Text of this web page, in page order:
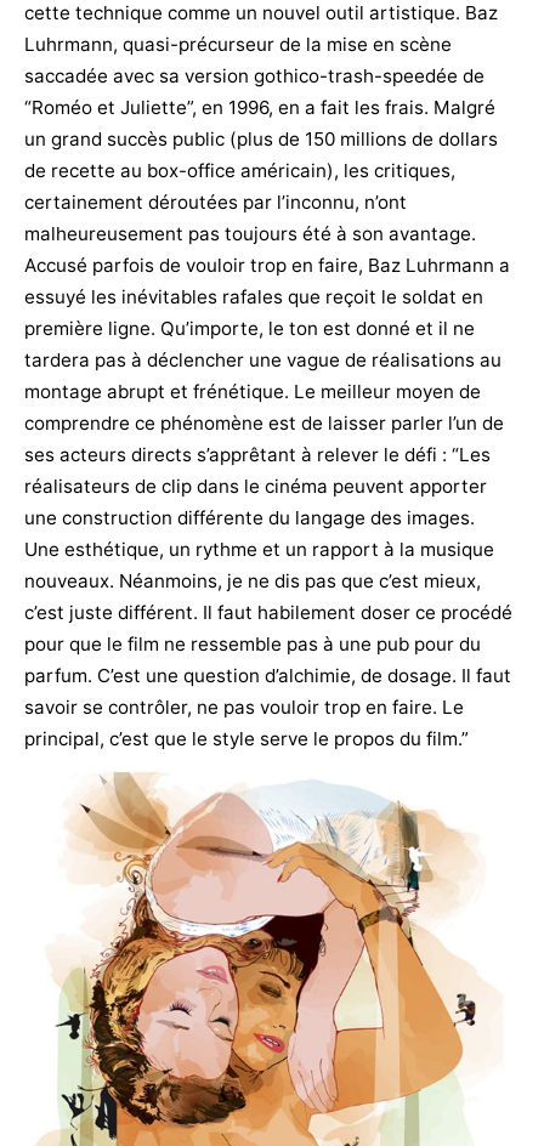
cette technique comme un nouvel outil artistique. Baz
Luhrmann, quasi-précurseur de la mise en scène
saccadée avec sa version gothico-trash-speedée de
“Roméo et Juliette”, en 1996, en a fait les frais. Malgré
un grand succès public (plus de 150 millions de dollars
de recette au box-office américain), les critiques,
certainement déroutées par l’inconnu, n’ont
malheureusement pas toujours été à son avantage.
Accusé parfois de vouloir trop en faire, Baz Luhrmann a
essuyé les inévitables rafales que reçoit le soldat en
première ligne. Qu’importe, le ton est donné et il ne
tardera pas à déclencher une vague de réalisations au
montage abrupt et frénétique. Le meilleur moyen de
comprendre ce phénomène est de laisser parler l’un de
ses acteurs directs s’apprêtant à relever le défi : “Les
réalisateurs de clip dans le cinéma peuvent apporter
une construction différente du langage des images.
Une esthétique, un rythme et un rapport à la musique
nouveaux. Néanmoins, je ne dis pas que c’est mieux,
c’est juste différent. Il faut habilement doser ce procédé
pour que le film ne ressemble pas à une pub pour du
parfum. C’est une question d’alchimie, de dosage. Il faut
savoir se contrôler, ne pas vouloir trop en faire. Le
principal, c’est que le style serve le propos du film.”